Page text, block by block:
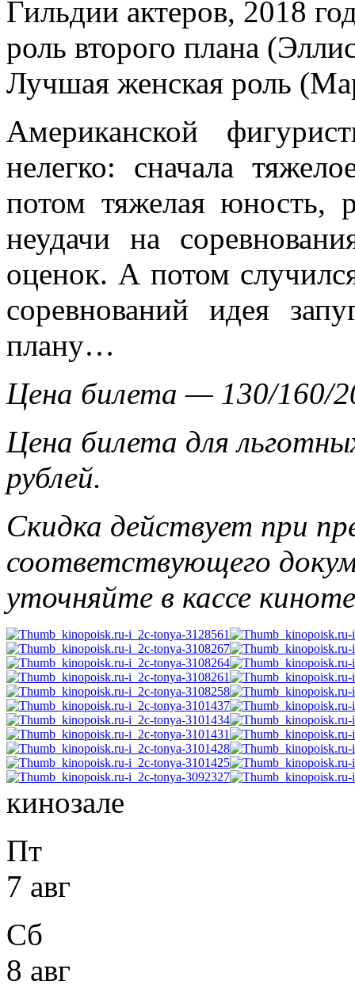
Гильдии актеров, 2018
роль второго плана
Лучшая женская роль
Американской
нелегко: сначала
потом тяжелая юность,
неудачи на
оценок. А потом
соревнований идея
плану…
Цена билета — 130/160/
Цена билета для
рублей.
Скидка действует при
соответствующего
уточняйте в кассе
кинозале
Пт
7 авг
Сб
8 авг